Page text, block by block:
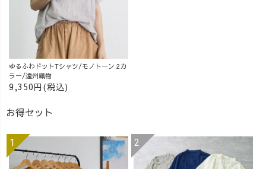
ゆるふわドットTシャツ/モノトーン 2カ
ラー/遠州織物
9,350円(税込)
お得セット